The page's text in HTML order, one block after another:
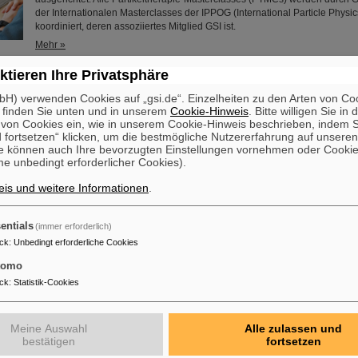
der Internationalen Masterclasses der IPPOG (International Particle
koordiniert, deren assoziiertes Mitglied GSI ist.
Mehr »
Preis für Marek Pfützner
Professor Marek Pfützner von der Universität Warschau, Polen, erhält den
Warburg-Preis 2025 „für seine bahnbrechende Entdeckung der Zwei-
im Grundzustand, der bisher am wenigsten bekannten Art des
nach ihrer Vorhersage“. Pfützner ist langjähriger wissenschaftlicher
GSI/FAIR. Die Experimente zur Entdeckung wurden maßgeblich am GSI/
Mehr »
ALICE-Forschende von GSI/FAIR gehören zu den
„Breakthrough Prize“ für Grundlagenphysik
diesem Jahr an die vier Wissenschaftskollaborationen ALICE, ATLAS,
angesehenen Preis ausgezeichnet, der mit drei Millionen US-Dollar dotiert
Ihre Privatsphäre
verwenden Cookies auf „gsi.de“. Einzelheiten zu den Arten von
Sie unten und in unserem Cookie-Hinweis . Bitte willigen Sie in
Cookies ein, wie in unserem Cookie-Hinweis beschrieben, indem
fortsetzen“ klicken, um die bestmögliche Nutzererfahrung auf
können auch Ihre bevorzugten Einstellungen vornehmen oder
unbedingt erforderlicher Cookies).
und weitere Informationen
(immer erforderlich)
: Unbedingt erforderliche Cookies
: Statistik-Cookies
Meine Auswahl
bestätigen
Alle zulassen und
fortsetzen